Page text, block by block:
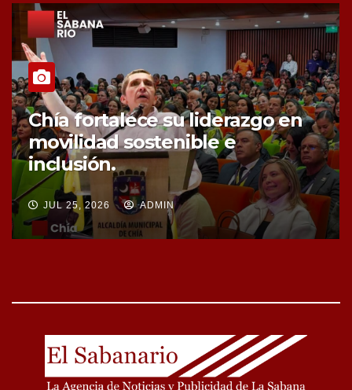
Chía fortalece la protección de
sus fuentes hídricas con la
compra de tres nuevos predios
JUL 25, 2026 ADMIN